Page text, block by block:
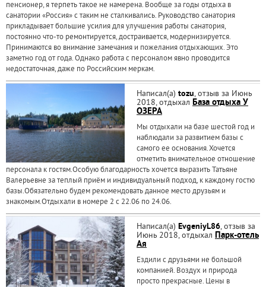
пенсионер, я терпеть такое не намерена. Вообще за годы отдыха в
санатории «Россия» с таким не сталкивались. Руководство санатория
прикладывает большие усилия для улучшения работы санатория,
постоянно что-то ремонтируется, достраивается, модернизируется.
Принимаются во внимание замечания и пожелания отдыхающих. Это
заметно год от года. Однако работа с персоналом явно проводится
недостаточная, даже по Российским меркам.
Написал(а) tozu, отзыв за Июнь
2018, отдыхал База отдыха У
ОЗЕРА
Мы отдыхали на базе шестой год и
наблюдали за развитием базы с
самого ее основания.Хочется
отметить внимательное отношение
персонала к гостям.Особую благодарность хочется выразить Татьяне
Валерьевне за теплый приём и индивидуальный подход, к каждому гостю
базы.Обязательно будем рекомендовать данное место друзьям и
знакомым.Отдыхали в номере 2 с 22.06 по 24.06.
Написал(а) EvgeniyL86, отзыв за
Июнь 2018, отдыхал Парк-отель
Ая
Ездили с друзьями не большой
компанией. Воздух и природа
просто прекрасные. Цены в